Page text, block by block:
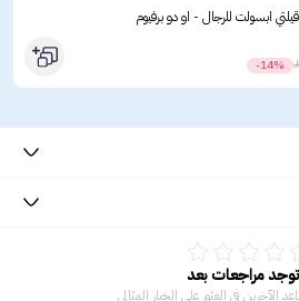
ابسولت للرجال - او دو برفيوم
-14%
توجد مراجعات بعد
الآخرين في العثور على الخيار المثالي